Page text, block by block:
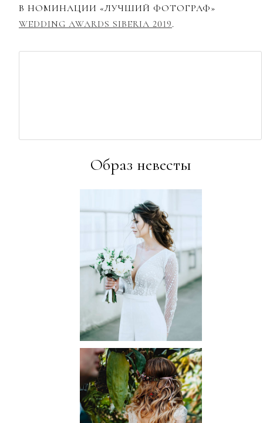
В НОМИНАЦИИ «ЛУЧШИЙ ФОТОГРАФ»
WEDDING AWARDS SIBERIA 2019.
Образ невесты